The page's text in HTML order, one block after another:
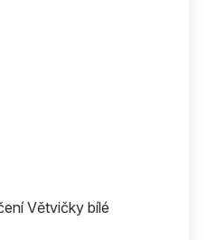
Větvičky bílé